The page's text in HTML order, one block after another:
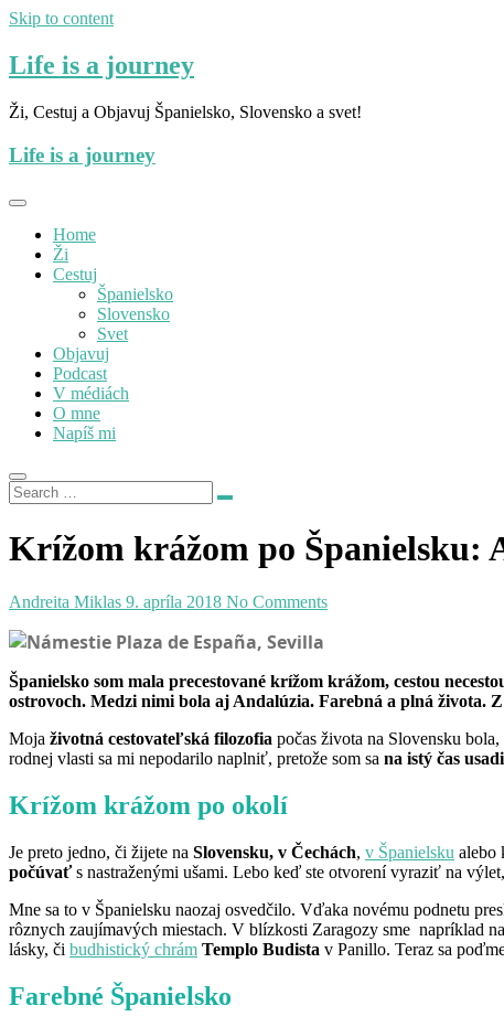
Skip to content
Life is a journey
Ži, Cestuj a Objavuj Španielsko, Slovensko a svet!
Life is a journey
Home
Ži
Cestuj
Španielsko
Slovensko
Svet
Objavuj
Podcast
V médiách
O mne
Napíš mi
Krížom krážom po Španielsku:
Andreita Miklas 9. apríla 2018 No Comments
Španielsko som mala precestované krížom krážom, cestou
ostrovoch. Medzi nimi bola aj Andalúzia. Farebná a plná života.
Moja životná cestovateľská filozofia počas života na Slovensku
rodnej vlasti sa mi nepodarilo naplniť, pretože som sa na istý čas
Krížom krážom po okolí
Je preto jedno, či žijete na Slovensku, v Čechách, v Španielsku alebo
počúvaťs nastraženými ušami. Lebo keď ste otvorení vyraziť na
Mne sa to v Španielsku naozaj osvedčilo. Vďaka novému podnetu
rôznych zaujímavých miestach. V blízkosti Zaragozy sme napríklad
lásky, či budhistický chrám Templo Budista v Panillo. Teraz sa
Farebné Španielsko